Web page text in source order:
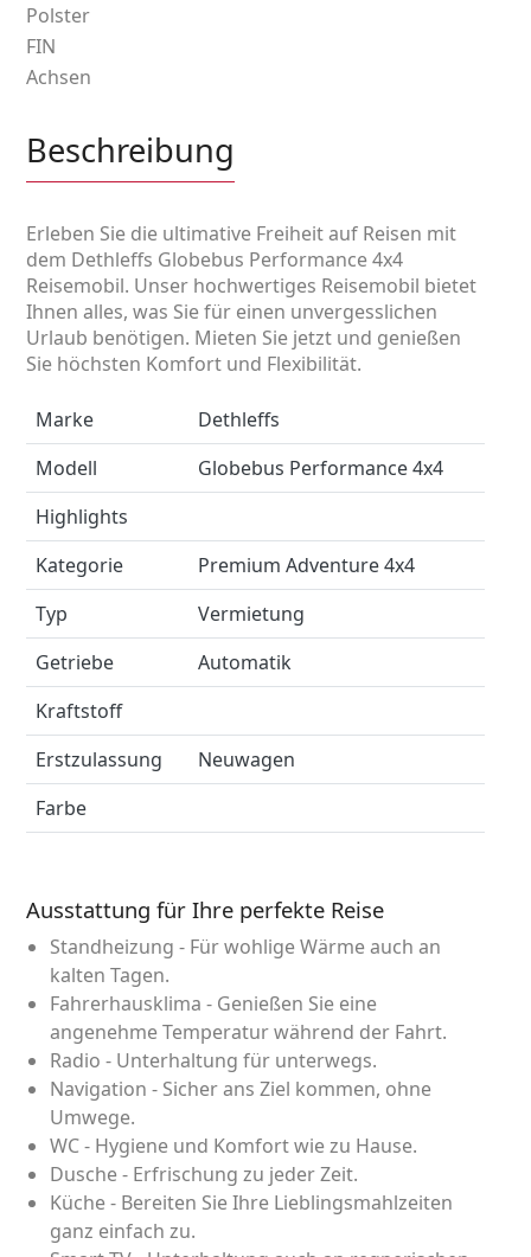
Polster
FIN
Achsen
Beschreibung
Erleben Sie die ultimative Freiheit auf Reisen mit
dem Dethleffs Globebus Performance 4x4
Reisemobil. Unser hochwertiges Reisemobil bietet
Ihnen alles, was Sie für einen unvergesslichen
Urlaub benötigen. Mieten Sie jetzt und genießen
Sie höchsten Komfort und Flexibilität.
Marke
Dethleffs
Modell
Globebus Performance 4x4
Highlights
Kategorie
Premium Adventure 4x4
Typ
Vermietung
Getriebe
Automatik
Kraftstoff
Erstzulassung
Neuwagen
Farbe
Ausstattung für Ihre perfekte Reise
Standheizung - Für wohlige Wärme auch an
kalten Tagen.
Fahrerhausklima - Genießen Sie eine
angenehme Temperatur während der Fahrt.
Radio - Unterhaltung für unterwegs.
Navigation - Sicher ans Ziel kommen, ohne
Umwege.
WC - Hygiene und Komfort wie zu Hause.
Dusche - Erfrischung zu jeder Zeit.
Küche - Bereiten Sie Ihre Lieblingsmahlzeiten
ganz einfach zu.